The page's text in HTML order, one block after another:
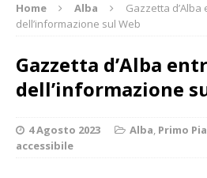
Home Alba
Gazzetta
dell’informazione sul Web
Gazzetta d’Alba
dell’informazione
4 Agosto 2023 Alba, Primo
accessibile